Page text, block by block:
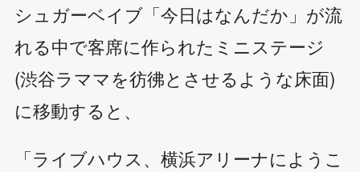
シュガーベイブ「今日はなんだか」が流
れる中で客席に作られたミニステージ
(渋谷ラママを彷彿とさせるような床面)
に移動すると、
「ライブハウス、横浜アリーナにようこ